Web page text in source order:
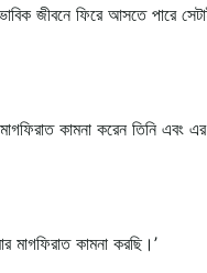
জীবনে ফিরে আসতে পারে
কামনা করেন তিনি এবং
মাগফিরাত কামনা করছি।’